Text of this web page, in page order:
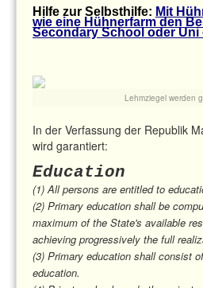
Hilfe zur Selbsthilfe: Mit
wie eine Hühnerfarm den
Secondary School oder Uni
Lehmziegel werden
In der Verfassung der Republik
wird garantiert:
Education
(1) All persons are entitled to
(2) Primary education shall be
maximum of the State's available
achieving progressively the full
(3) Primary education shall consist
education.